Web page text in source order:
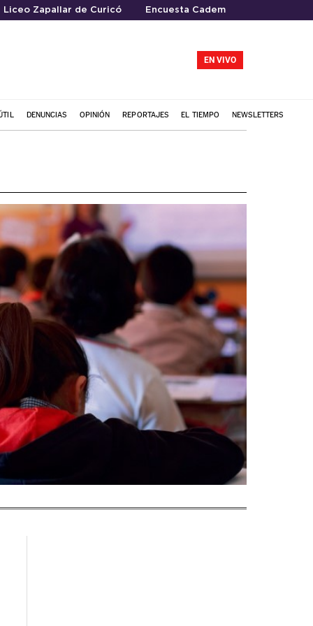
Liceo Zapallar de Curicó Encuesta Cadem
EN VIVO
DENUNCIAS OPINIÓN REPORTAJES EL TIEMPO NEWSLETTERS